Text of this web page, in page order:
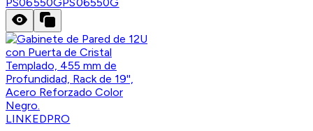
PS06550GPS06550G
LINKEDPRO